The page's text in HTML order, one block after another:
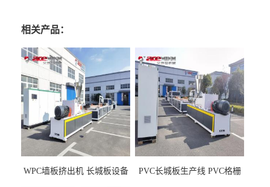
相关产品：
WPC墙板挤出机 长城板设备
PVC长城板生产线 PVC格栅